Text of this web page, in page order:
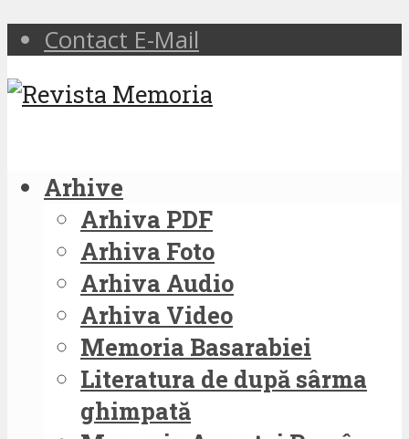
Contact E-Mail
Arhive
Arhiva PDF
Arhiva Foto
Arhiva Audio
Arhiva Video
Memoria Basarabiei
Literatura de după sârma
ghimpată